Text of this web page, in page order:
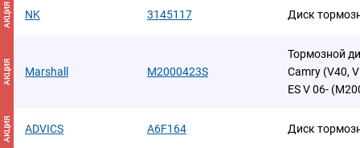
АКЦИЯ NK 3145117 Диск
АКЦИЯ Marshall M2000423S
Тормозной
Camry (V40,
ES V 06-
АКЦИЯ ADVICS A6F164 Диск